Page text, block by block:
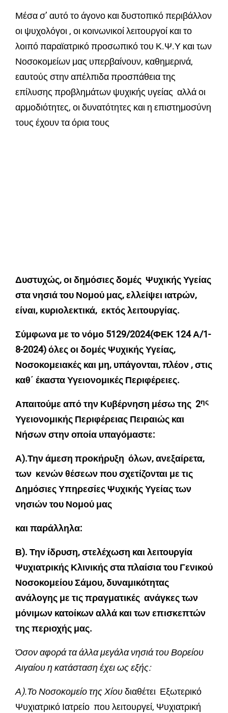
Μέσα σ’ αυτό το άγονο και δυστοπικό περιβάλλον
οι ψυχολόγοι , οι κοινωνικοί λειτουργοί και το
λοιπό παραϊατρικό προσωπικό του Κ.Ψ.Υ και των
Νοσοκομείων μας υπερβαίνουν, καθημερινά,
εαυτούς στην απέλπιδα προσπάθεια της
επίλυσης προβλημάτων ψυχικής υγείας αλλά οι
αρμοδιότητες, οι δυνατότητες και η επιστημοσύνη
τους έχουν τα όρια τους
Δυστυχώς, οι δημόσιες δομές Ψυχικής Υγείας
στα νησιά του Νομού μας, ελλείψει ιατρών,
είναι, κυριολεκτικά, εκτός λειτουργίας.
Σύμφωνα με το νόμο 5129/2024(ΦΕΚ 124 Α/1-
8-2024) όλες οι δομές Ψυχικής Υγείας,
Νοσοκομειακές και μη, υπάγονται, πλέον , στις
καθ΄ έκαστα Υγειονομικές Περιφέρειες.
Απαιτούμε από την Κυβέρνηση μέσω της 2ης
Υγειονομικής Περιφέρειας Πειραιώς και
Νήσων στην οποία υπαγόμαστε:
Α).Την άμεση προκήρυξη όλων, ανεξαίρετα,
των κενών θέσεων που σχετίζονται με τις
Δημόσιες Υπηρεσίες Ψυχικής Υγείας των
νησιών του Νομού μας
και παράλληλα:
Β). Την ίδρυση, στελέχωση και λειτουργία
Ψυχιατρικής Κλινικής στα πλαίσια του Γενικού
Νοσοκομείου Σάμου, δυναμικότητας
ανάλογης με τις πραγματικές ανάγκες των
μόνιμων κατοίκων αλλά και των επισκεπτών
της περιοχής μας.
Όσον αφορά τα άλλα μεγάλα νησιά του Βορείου
Αιγαίου η κατάσταση έχει ως εξής:
Α).Το Νοσοκομείο της Χίουδιαθέτει Εξωτερικό
Ψυχιατρικό Ιατρείο που λειτουργεί, Ψυχιατρική